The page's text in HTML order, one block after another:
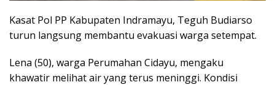
Kasat Pol PP Kabupaten Indramayu, Teguh Budiarso
turun langsung membantu evakuasi warga setempat.
Lena (50), warga Perumahan Cidayu, mengaku
khawatir melihat air yang terus meninggi. Kondisi